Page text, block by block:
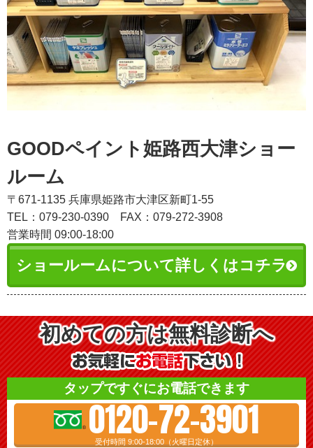
GOODペイント姫路西大津ショー
ルーム
〒671-1135 兵庫県姫路市大津区新町1-55
TEL：079-230-0390
FAX：079-272-3908
営業時間 09:00-18:00
ショールームについて詳しくはコチラ
初めての方は無料診断へ
タップですぐにお電話できます
0120-72-3901
受付時間 9:00-18:00（火曜日定休）